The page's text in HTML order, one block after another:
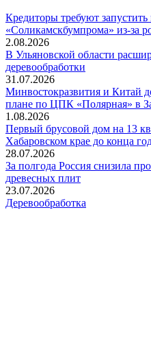
Кредиторы требуют запустить
«Соликамскбумпрома» из-за
2.08.2026
В Ульяновской области
деревообработки
31.07.2026
Минвостокразвития и Китай
плане по ЦПК «Полярная» в
1.08.2026
Первый брусовой дом на 13
Хабаровском крае до конца
28.07.2026
За полгода Россия снизила
древесных плит
23.07.2026
Деревообработка